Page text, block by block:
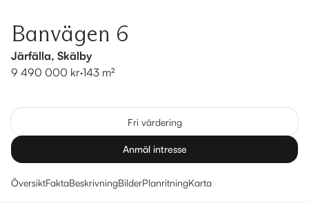
Banvägen 6
Järfälla, Skälby
9 490 000 kr·143 m²
Fri värdering
Anmäl intresse
ÖversiktFaktaBeskrivningBilderPlanritningKarta